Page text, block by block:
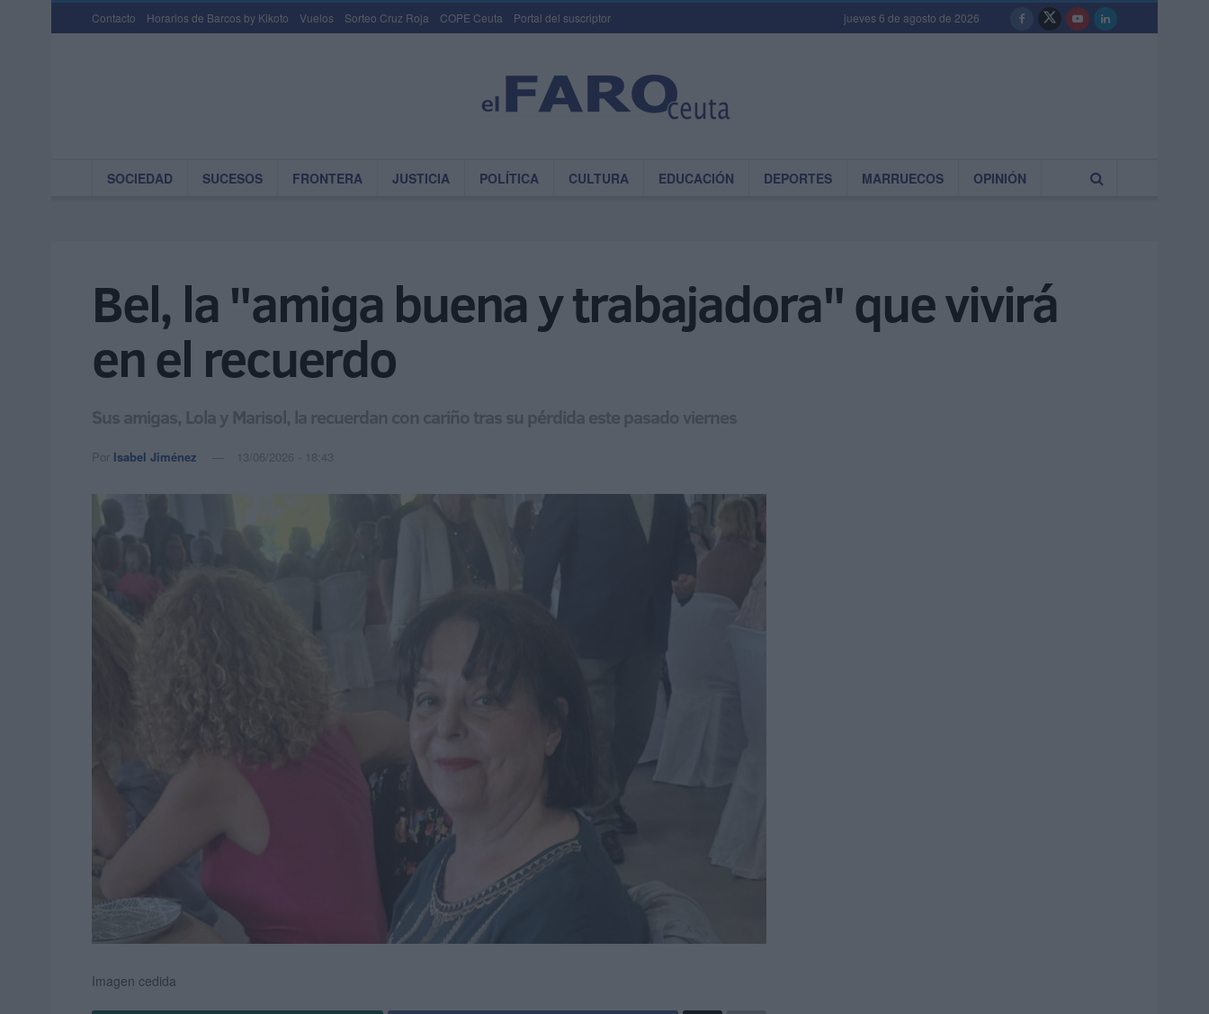
Contacto Horarios de Barcos by Kikoto Vuelos Sorteo Cruz Roja COPE Ceuta Portal del suscriptor jueves 6 de agosto de 2026
SOCIEDAD SUCESOS FRONTERA JUSTICIA POLÍTICA CULTURA EDUCACIÓN DEPORTES MARRUECOS OPINIÓN
Bel, la "amiga buena y trabajadora" que vivirá
en el recuerdo
Sus amigas, Lola y Marisol, la recuerdan con cariño tras su pérdida este pasado viernes
Por Isabel Jiménez 13/06/2026 - 18:43
Imagen cedida